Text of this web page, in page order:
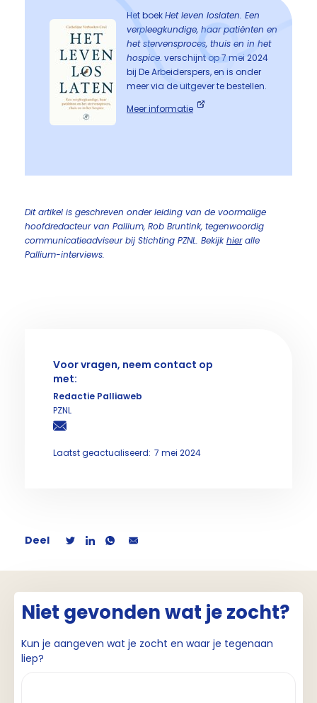
Het boekHet leven loslaten. Een
verpleegkundige, haar patiënten en
het stervensproces, thuis en in het
hospice. verschijnt op 7 mei 2024
bij De Arbeiderspers, en is onder
meer via de uitgever te bestellen.
Meer informatie
Dit artikel is geschreven onder leiding van de voormalige
hoofdredacteur van Pallium, Rob Bruntink, tegenwoordig
communicatieadviseur bij Stichting PZNL. Bekijkhieralle
Pallium-interviews.
Voor vragen, neem contact op
met:
Redactie Palliaweb
PZNL
Laatst geactualiseerd: 7 mei 2024
Deel
Niet gevonden wat je zocht?
Kun je aangeven wat je zocht en waar je tegenaan
liep?